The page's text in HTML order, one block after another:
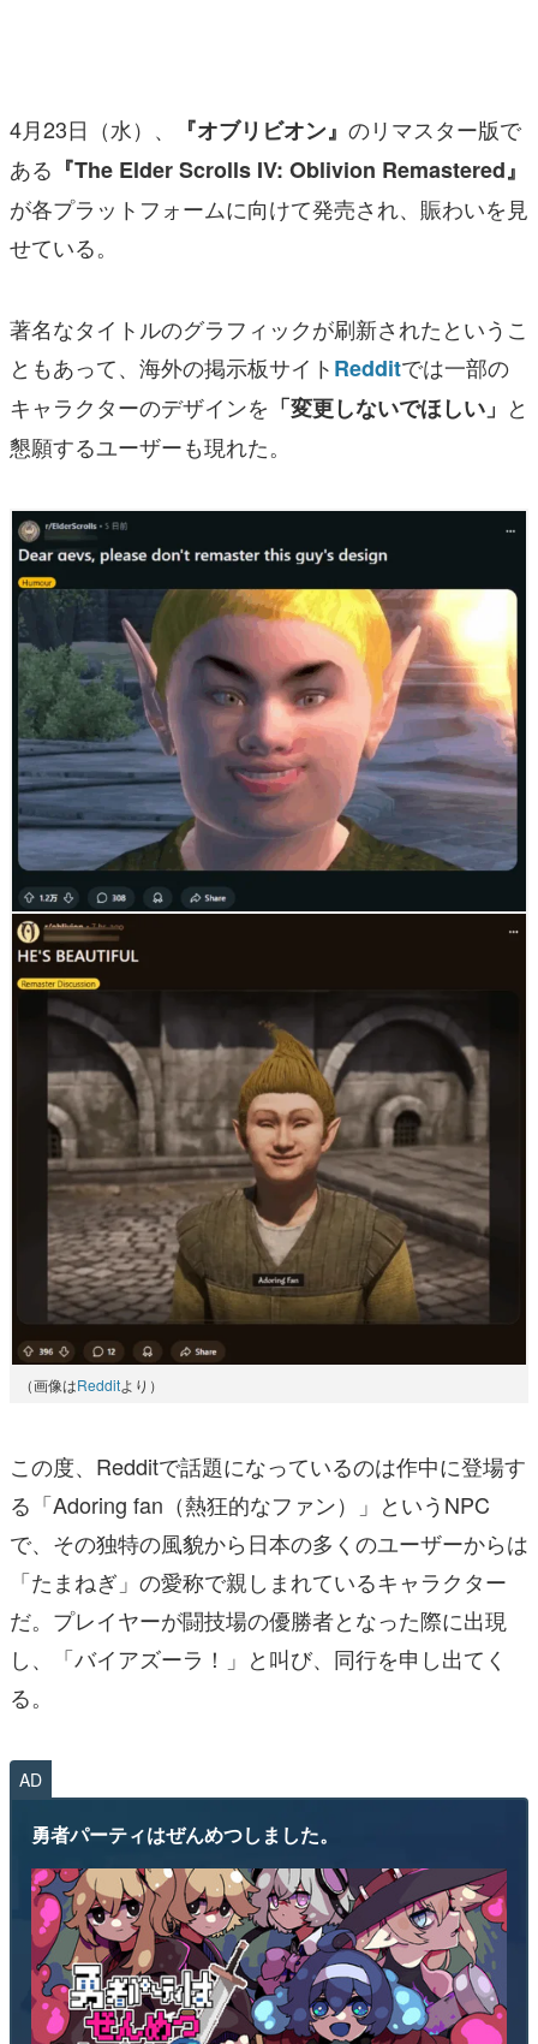
電ファミニコゲーマーとは？
運営：株式会社マレ
4月23日（水）、 『オブリビオン』 のリマスター版で
ある 『The Elder Scrolls IV: Oblivion Remastered』
が各プラットフォームに向けて発売され、賑わいを見
せている。
著名なタイトルのグラフィックが刷新されたというこ
ともあって、海外の掲示板サイトRedditでは一部の
キャラクターのデザインを 「変更しないでほしい」 と
懇願するユーザーも現れた。
（画像はRedditより）
この度、Redditで話題になっているのは作中に登場す
る「Adoring fan（熱狂的なファン）」というNPC
で、その独特の風貌から日本の多くのユーザーからは
「たまねぎ」の愛称で親しまれているキャラクター
だ。プレイヤーが闘技場の優勝者となった際に出現
し、「バイアズーラ！」と叫び、同行を申し出てく
る。
AD
勇者パーティはぜんめつしました。